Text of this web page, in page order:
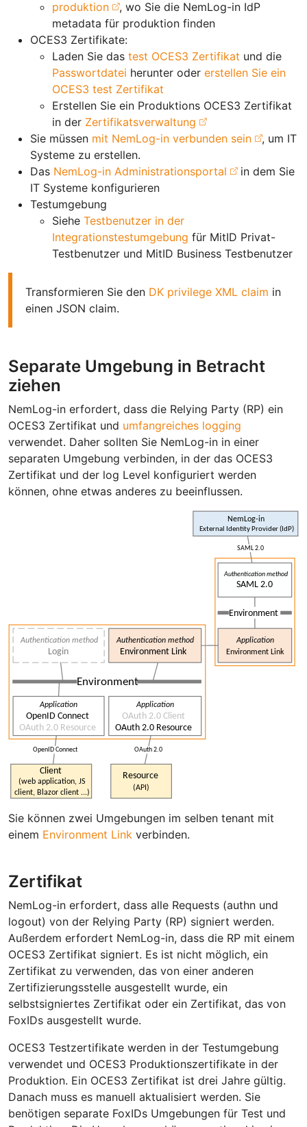
produktion
, wo Sie die NemLog-in IdP
metadata für produktion finden
OCES3 Zertifikate:
Laden Sie das test OCES3 Zertifikat und die
Passwortdatei herunter oder erstellen Sie ein
OCES3 test Zertifikat
Erstellen Sie ein Produktions OCES3 Zertifikat
in der Zertifikatsverwaltung
Sie müssen mit NemLog-in verbunden sein
, um IT
Systeme zu erstellen.
Das NemLog-in Administrationsportal
in dem Sie
IT Systeme konfigurieren
Testumgebung
Siehe Testbenutzer in der
Integrationstestumgebung für MitID Privat-
Testbenutzer und MitID Business Testbenutzer
Transformieren Sie den DK privilege XML claim in
einen JSON claim.
Separate Umgebung in Betracht
ziehen
NemLog-in erfordert, dass die Relying Party (RP) ein
OCES3 Zertifikat und umfangreiches logging
verwendet. Daher sollten Sie NemLog-in in einer
separaten Umgebung verbinden, in der das OCES3
Zertifikat und der log Level konfiguriert werden
können, ohne etwas anderes zu beeinflussen.
Sie können zwei Umgebungen im selben tenant mit
einem Environment Link verbinden.
Zertifikat
NemLog-in erfordert, dass alle Requests (authn und
logout) von der Relying Party (RP) signiert werden.
Außerdem erfordert NemLog-in, dass die RP mit einem
OCES3 Zertifikat signiert. Es ist nicht möglich, ein
Zertifikat zu verwenden, das von einer anderen
Zertifizierungsstelle ausgestellt wurde, ein
selbstsigniertes Zertifikat oder ein Zertifikat, das von
FoxIDs ausgestellt wurde.
OCES3 Testzertifikate werden in der Testumgebung
verwendet und OCES3 Produktionszertifikate in der
Produktion. Ein OCES3 Zertifikat ist drei Jahre gültig.
Danach muss es manuell aktualisiert werden. Sie
benötigen separate FoxIDs Umgebungen für Test und